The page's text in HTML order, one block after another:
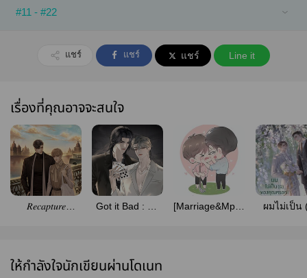
#11 - #22
แชร์ แชร์ แชร์ Line it
เรื่องที่คุณอาจจะสนใจ
𝑅𝑒𝑐𝑎𝑝𝑡𝑢𝑟𝑒
Deep Publishing
Got it Bad : น้ำ
[Marriage&Mpreg]
ผมไม่เป็น
ให้กำลังใจนักเขียนผ่านโดเนท